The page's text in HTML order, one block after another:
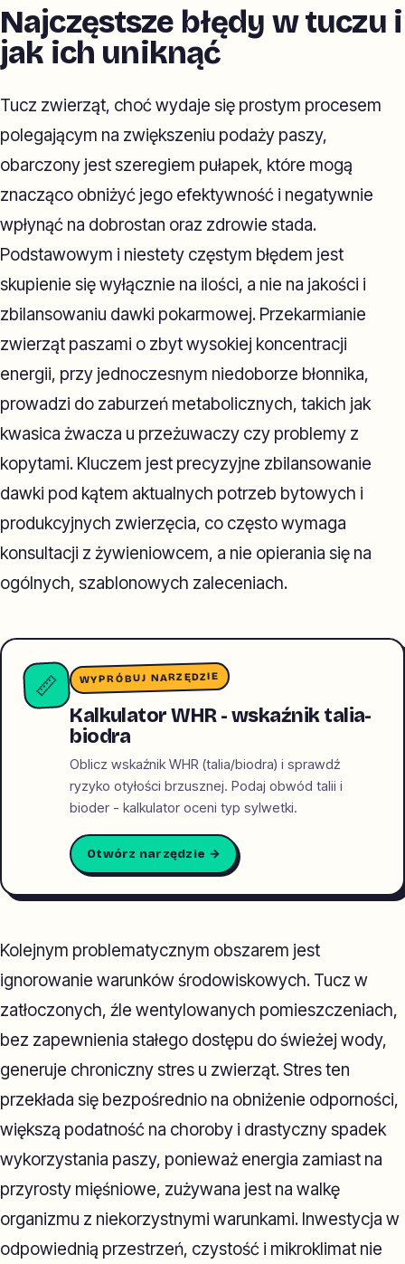
Najczęstsze błędy w tuczu i
jak ich uniknąć
Tucz zwierząt, choć wydaje się prostym procesem
polegającym na zwiększeniu podaży paszy,
obarczony jest szeregiem pułapek, które mogą
znacząco obniżyć jego efektywność i negatywnie
wpłynąć na dobrostan oraz zdrowie stada.
Podstawowym i niestety częstym błędem jest
skupienie się wyłącznie na ilości, a nie na jakości i
zbilansowaniu dawki pokarmowej. Przekarmianie
zwierząt paszami o zbyt wysokiej koncentracji
energii, przy jednoczesnym niedoborze błonnika,
prowadzi do zaburzeń metabolicznych, takich jak
kwasica żwacza u przeżuwaczy czy problemy z
kopytami. Kluczem jest precyzyjne zbilansowanie
dawki pod kątem aktualnych potrzeb bytowych i
produkcyjnych zwierzęcia, co często wymaga
konsultacji z żywieniowcem, a nie opierania się na
ogólnych, szablonowych zaleceniach.
📏 WYPRÓBUJ NARZĘDZIE
Kalkulator WHR - wskaźnik talia-
biodra
Oblicz wskaźnik WHR (talia/biodra) i sprawdź
ryzyko otyłości brzusznej. Podaj obwód talii i
bioder - kalkulator oceni typ sylwetki.
Otwórz narzędzie →
Kolejnym problematycznym obszarem jest
ignorowanie warunków środowiskowych. Tucz w
zatłoczonych, źle wentylowanych pomieszczeniach,
bez zapewnienia stałego dostępu do świeżej wody,
generuje chroniczny stres u zwierząt. Stres ten
przekłada się bezpośrednio na obniżenie odporności,
większą podatność na choroby i drastyczny spadek
wykorzystania paszy, ponieważ energia zamiast na
przyrosty mięśniowe, zużywana jest na walkę
organizmu z niekorzystnymi warunkami. Inwestycja w
odpowiednią przestrzeń, czystość i mikroklimat nie